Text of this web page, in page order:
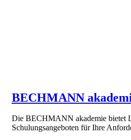
BECHMANN
Die BECHMANN akademie bietet
Schulungsangeboten für Ihre